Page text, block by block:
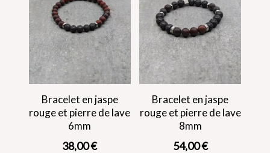
Bracelet en jaspe
rouge et pierre de lave
6mm
38,00€
Bracelet en jaspe
rouge et pierre de lave
8mm
54,00€